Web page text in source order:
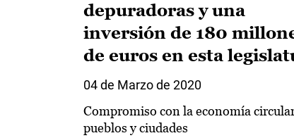
depuradoras y una
inversión de 180
de euros en esta
04 de Marzo de 2020
Compromiso con la economía
pueblos y ciudades